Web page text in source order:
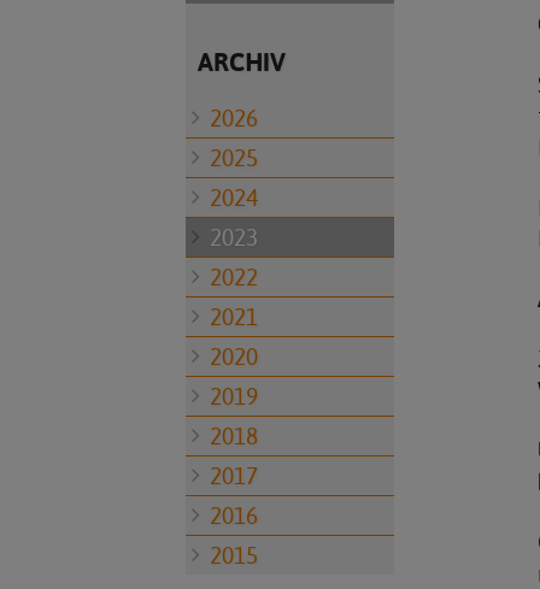
ARCHIV
2026
2025
2024
2023
2022
2021
2020
2019
2018
2017
2016
2015